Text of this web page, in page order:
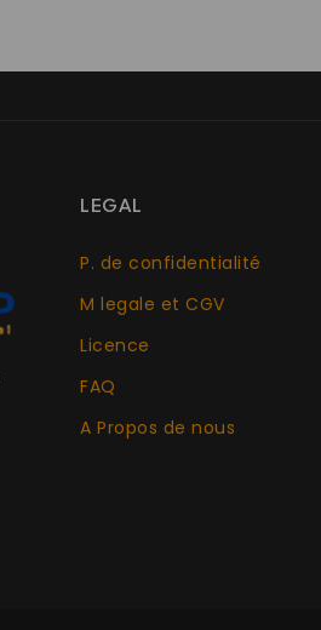
LEGAL
P. de confidentialité
M legale et CGV
Licence
FAQ
A Propos de nous